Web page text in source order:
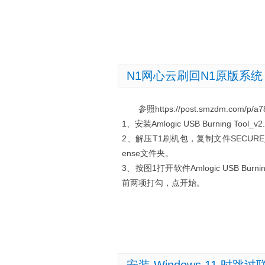
N1网心云刷回N1原版系统
参照https://post.smzdm.com/p/
1、安装Amlogic USB Burning
2、解压T1刷机包，复制文件
ense文件夹。
3、按图1打开软件Amlogic USB
前两项打勾，点开始。